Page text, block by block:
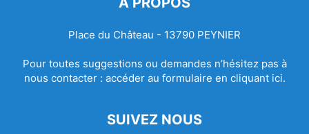
Place du Château - 13790 PEYNIER
Pour toutes suggestions ou demandes n’hésitez pas à
nous contacter : accéder au formulaire en cliquant ici.
SUIVEZ NOUS